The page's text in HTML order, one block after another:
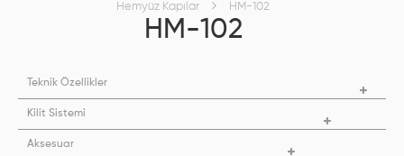
Hemyüz Kapılar HM-102
HM-102
Teknik Özellikler
Kilit Sistemi
Aksesuar